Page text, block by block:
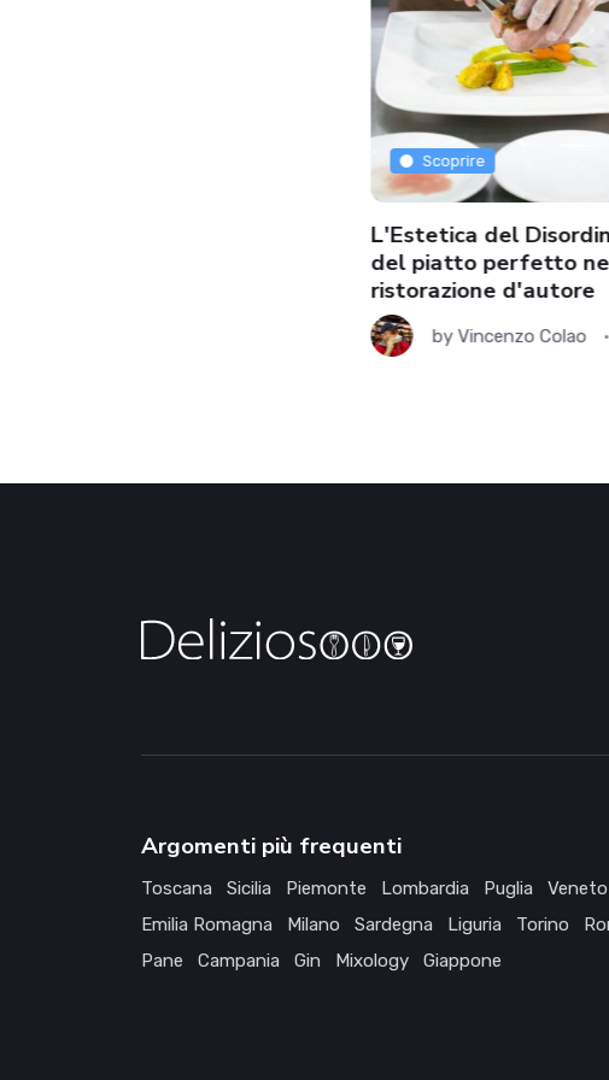
Scoprire
L'Estetica del
del piatto perfetto
ristorazione d'autore
byVincenzo Colao
Argomenti più frequenti
Toscana Sicilia Piemonte Lombardia Puglia Veneto
Emilia Romagna
Milano Sardegna Liguria Torino
Pane
Campania Gin Mixology Giappone